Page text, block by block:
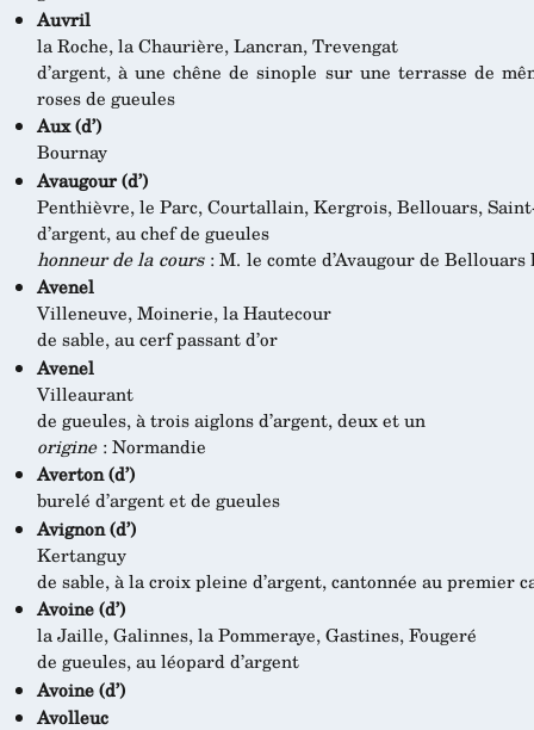
Auvril
la Roche, la Chaurière, Lancran, Trevengat
d’argent, à une chêne de sinople sur une terrasse de
roses de gueules
Aux (d’)
Bournay
Avaugour (d’)
Penthièvre, le Parc, Courtallain, Kergrois, Bellouars,
d’argent, au chef de gueules
honneur de la cours: M. le comte d’Avaugour de Bellouars
Avenel
Villeneuve, Moinerie, la Hautecour
de sable, au cerf passant d’or
Avenel
Villeaurant
de gueules, à trois aiglons d’argent, deux et un
origine: Normandie
Averton (d’)
burelé d’argent et de gueules
Avignon (d’)
Kertanguy
de sable, à la croix pleine d’argent, cantonnée au premier
Avoine (d’)
la Jaille, Galinnes, la Pommeraye, Gastines, Fougeré
de gueules, au léopard d’argent
Avoine (d’)
Avolleuc